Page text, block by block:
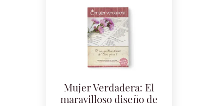
Mujer Verdadera: El
maravilloso diseño de